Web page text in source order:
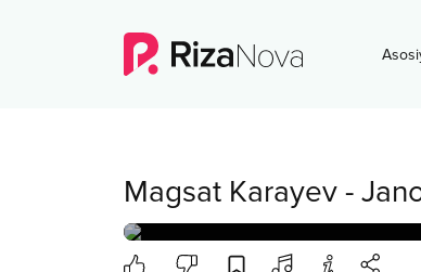
Magsat Karayev -